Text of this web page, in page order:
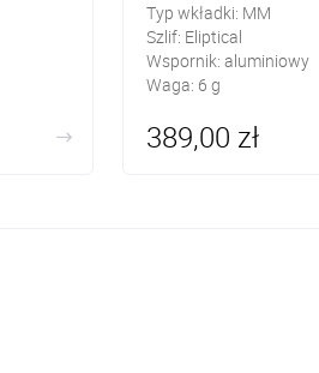
Typ wkładki: MM
Szlif: Eliptical
Wspornik: aluminiowy
Waga: 6 g
389,00 zł